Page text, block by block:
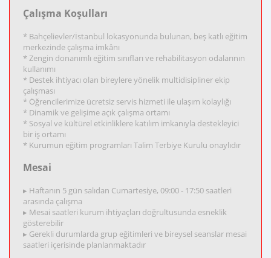
Çalışma Koşulları
* Bahçelievler/İstanbul lokasyonunda bulunan, beş katlı eğitim
merkezinde çalışma imkânı
* Zengin donanımlı eğitim sınıfları ve rehabilitasyon odalarının
kullanımı
* Destek ihtiyacı olan bireylere yönelik multidisipliner ekip
çalışması
* Öğrencilerimize ücretsiz servis hizmeti ile ulaşım kolaylığı
* Dinamik ve gelişime açık çalışma ortamı
* Sosyal ve kültürel etkinliklere katılım imkanıyla destekleyici
bir iş ortamı
* Kurumun eğitim programları Talim Terbiye Kurulu onaylıdır
Mesai
▸ Haftanın 5 gün salıdan Cumartesiye, 09:00 - 17:50 saatleri
arasında çalışma
▸ Mesai saatleri kurum ihtiyaçları doğrultusunda esneklik
gösterebilir
▸ Gerekli durumlarda grup eğitimleri ve bireysel seanslar mesai
saatleri içerisinde planlanmaktadır